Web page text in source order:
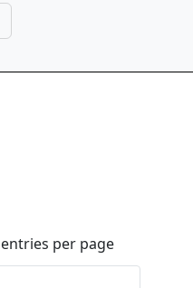
entries per page